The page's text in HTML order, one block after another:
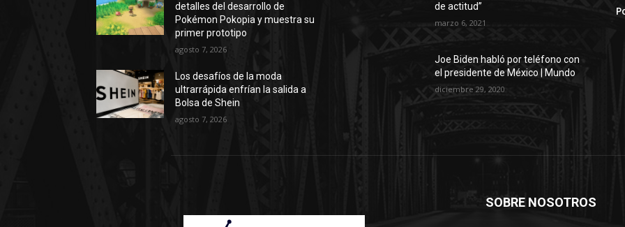
detalles del desarrollo de
Pokémon Pokopia y muestra su
primer prototipo
agosto 7, 2026
Los desafíos de la moda
ultrarrápida enfrían la salida a
Bolsa de Shein
agosto 7, 2026
de actitud”
marzo 6, 2021
Joe Biden habló por teléfono con
el presidente de México | Mundo
diciembre 29, 2020
SOBRE NOSOTROS